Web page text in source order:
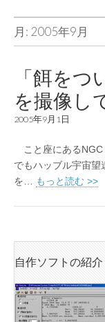
ほう
D70
月: 2005年9月
「餌を
を撮像し
2005年9月1日
こと座にあるNGC
でもハッブル宇宙
を…
もっと読む >>
自作ソフトの紹介